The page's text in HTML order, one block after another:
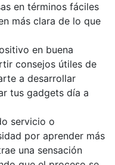
en términos fáciles
más clara de lo que
en buena
consejos útiles de
a desarrollar
tus gadgets día a
servicio o
por aprender más
una sensación